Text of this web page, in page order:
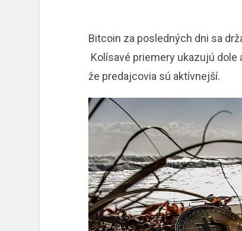
Bitcoin za posledných dni sa
Kolísavé priemery ukazujú dole
že predajcovia sú aktívnejší.